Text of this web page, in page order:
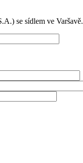
se sídlem ve Varšavě.